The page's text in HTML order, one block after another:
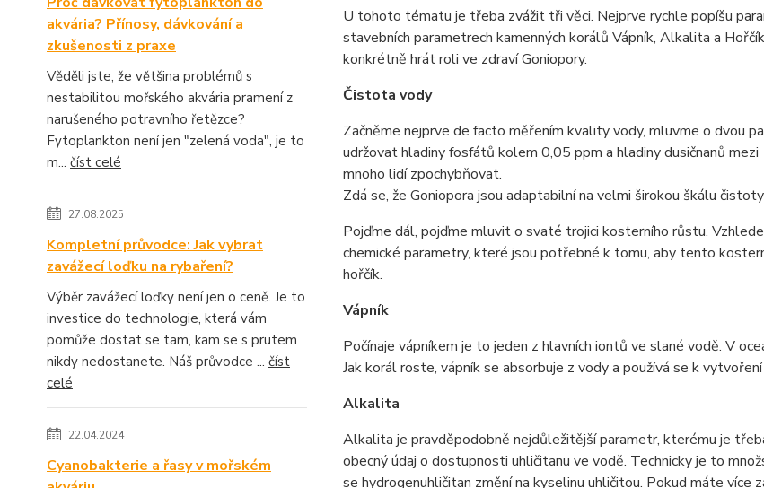
akvária? Přínosy, dávkování a
zkušenosti z praxe
Věděli jste, že většina problémů s
nestabilitou mořského akvária pramení z
narušeného potravního řetězce?
Fytoplankton není jen "zelená voda", je to
m... číst celé
27.08.2025
Kompletní průvodce: Jak vybrat
zavážecí loďku na rybaření?
Výběr zavážecí loďky není jen o ceně. Je to
investice do technologie, která vám
pomůže dostat se tam, kam se s prutem
nikdy nedostanete. Náš průvodce ... číst
celé
22.04.2024
Cyanobakterie a řasy v mořském
U tohoto tématu je třeba zvážit tři věci. Nejprve rychle popíšu
stavebních parametrech kamenných korálů Vápník, Alkalita a
konkrétně hrát roli ve zdraví Goniopory.
Čistota vody
Začněme nejprve de facto měřením kvality vody, mluvme o dvou
udržovat hladiny fosfátů kolem 0,05 ppm a hladiny dusičnanů
mnoho lidí zpochybňovat.
Zdá se, že Goniopora jsou adaptabilní na velmi širokou škálu
Pojďme dál, pojďme mluvit o svaté trojici kosterního růstu.
chemické parametry, které jsou potřebné k tomu, aby tento
hořčík.
Vápník
Počínaje vápníkem je to jeden z hlavních iontů ve slané vodě. V
Jak korál roste, vápník se absorbuje z vody a používá se k
Alkalita
Alkalita je pravděpodobně nejdůležitější parametr, kterému je
obecný údaj o dostupnosti uhličitanu ve vodě. Technicky je to
se hydrogenuhličitan změní na kyselinu uhličitou. Pokud máte